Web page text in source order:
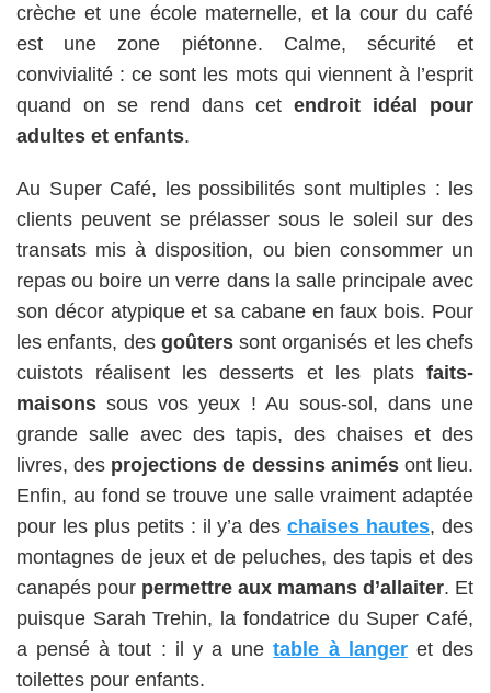
crèche et une école maternelle, et la cour du café
est une zone piétonne. Calme, sécurité et
convivialité : ce sont les mots qui viennent à l’esprit
quand on se rend dans cetendroit idéal pour
adultes et enfants.
Au Super Café, les possibilités sont multiples : les
clients peuvent se prélasser sous le soleil sur des
transats mis à disposition, ou bien consommer un
repas ou boire un verre dans la salle principale avec
son décor atypique et sa cabane en faux bois. Pour
les enfants, des goûterssont organisés et les chefs
cuistots réalisent les desserts et les platsfaits-
maisons sous vos yeux ! Au sous-sol, dans une
grande salle avec des tapis, des chaises et des
livres, des projections de dessins animésont lieu.
Enfin, au fond se trouve une salle vraiment adaptée
pour les plus petits : il y’a deschaises hautes, des
montagnes de jeux et de peluches, des tapis et des
canapés pour permettre aux mamans d’allaiter. Et
puisque Sarah Trehin, la fondatrice du Super Café,
a pensé à tout : il y a unetable à langeret des
toilettes pour enfants.